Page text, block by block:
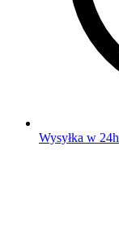
Wysyłka w 24h